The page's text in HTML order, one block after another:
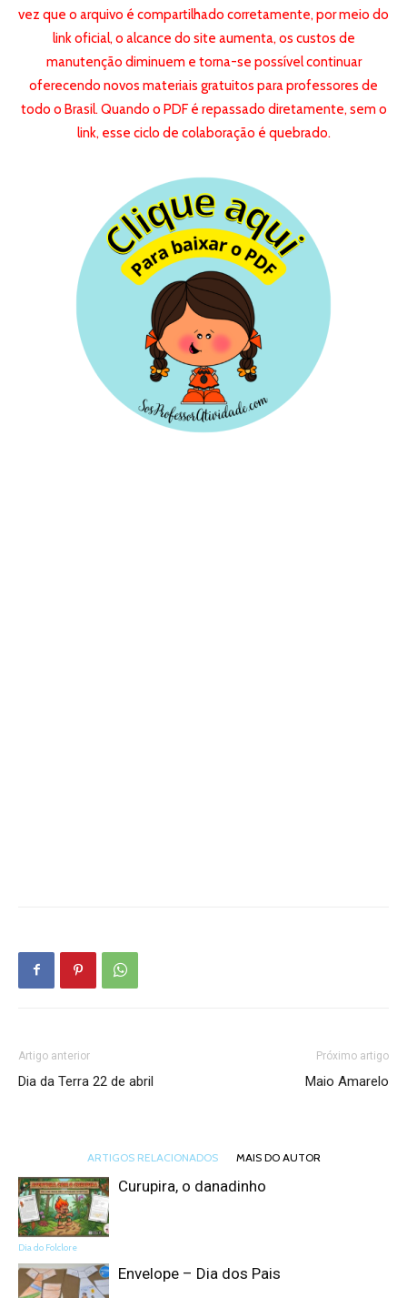
vez que o arquivo é compartilhado corretamente, por meio do
link oficial, o alcance do site aumenta, os custos de
manutenção diminuem e torna-se possível continuar
oferecendo novos materiais gratuitos para professores de
todo o Brasil. Quando o PDF é repassado diretamente, sem o
link, esse ciclo de colaboração é quebrado.
Artigo anterior
Dia da Terra 22 de abril
Próximo artigo
Maio Amarelo
ARTIGOS RELACIONADOS MAIS DO AUTOR
Dia do Folclore
Curupira, o danadinho
Envelope – Dia dos Pais